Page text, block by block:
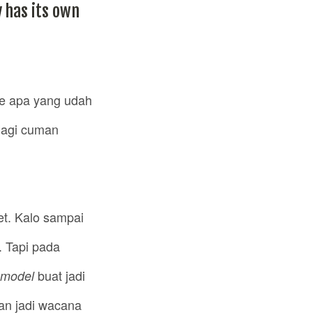
its own
apa yang udah
cuman
Kalo sampai
pada
buat jadi
jadi wacana